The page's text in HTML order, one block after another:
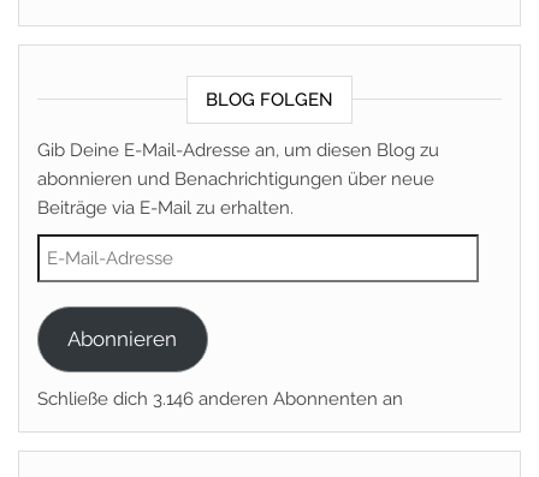
BLOG FOLGEN
Gib Deine E-Mail-Adresse an, um diesen Blog zu
abonnieren und Benachrichtigungen über neue
Beiträge via E-Mail zu erhalten.
E-Mail-Adresse
Abonnieren
Schließe dich 3.146 anderen Abonnenten an